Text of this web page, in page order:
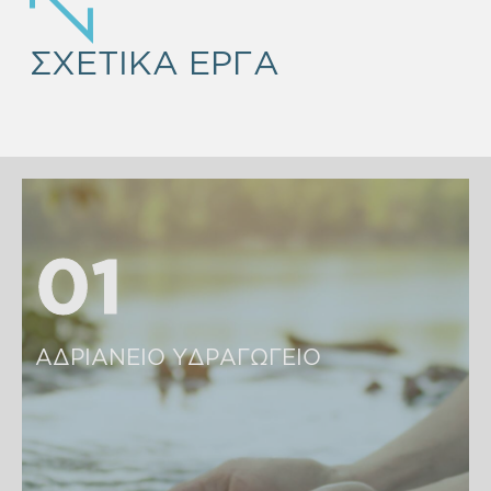
ΣΧΕΤΙΚΑ ΕΡΓΑ
01
01
ΑΔΡΙΑΝΕΙΟ ΥΔΡΑΓΩΓΕΙΟ